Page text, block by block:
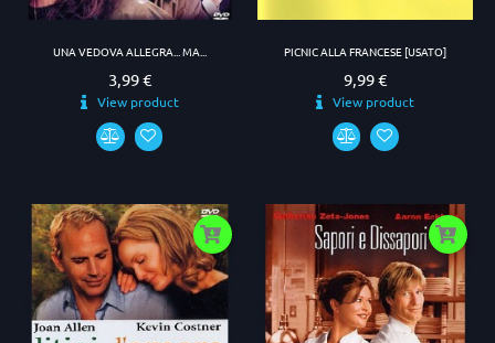
UNA VEDOVA ALLEGRA... MA...
Prezzo
3,99 €
View product
PICNIC ALLA FRANCESE [USATO]
Prezzo
9,99 €
View product